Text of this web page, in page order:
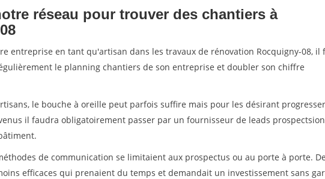
réseau pour trouver des chantiers à
entreprise en tant qu'artisan dans les travaux de rénovation Rocquigny-08, il
le planning chantiers de son entreprise et doubler son chiffre
le bouche à oreille peut parfois suffire mais pour les désirant
il faudra obligatoirement passer par un fournisseur de leads prospectsion
de communication se limitaient aux prospectus ou au porte à porte.
efficaces qui prenaient du temps et demandait un investissement sans